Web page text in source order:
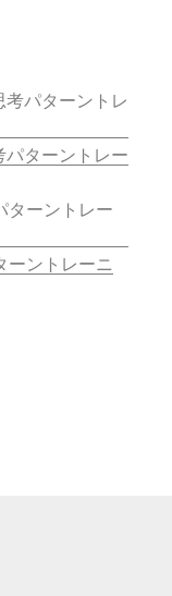
ターントレー
ーントレーニ